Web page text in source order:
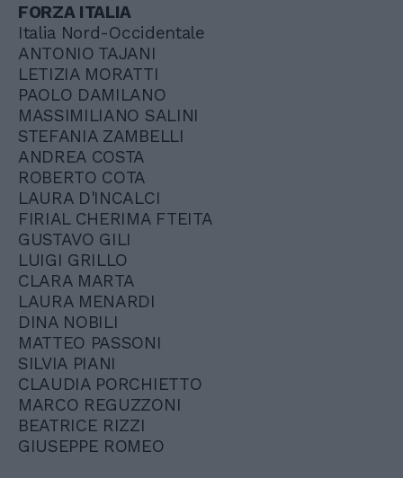
FORZA ITALIA
Italia Nord-Occidentale
ANTONIO TAJANI
LETIZIA MORATTI
PAOLO DAMILANO
MASSIMILIANO SALINI
STEFANIA ZAMBELLI
ANDREA COSTA
ROBERTO COTA
LAURA D'INCALCI
FIRIAL CHERIMA FTEITA
GUSTAVO GILI
LUIGI GRILLO
CLARA MARTA
LAURA MENARDI
DINA NOBILI
MATTEO PASSONI
SILVIA PIANI
CLAUDIA PORCHIETTO
MARCO REGUZZONI
BEATRICE RIZZI
GIUSEPPE ROMEO